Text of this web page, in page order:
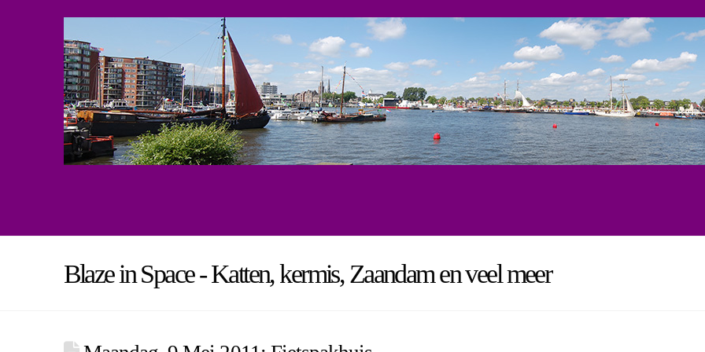
Blaze in Space - Katten, kermis, Zaandam en veel meer